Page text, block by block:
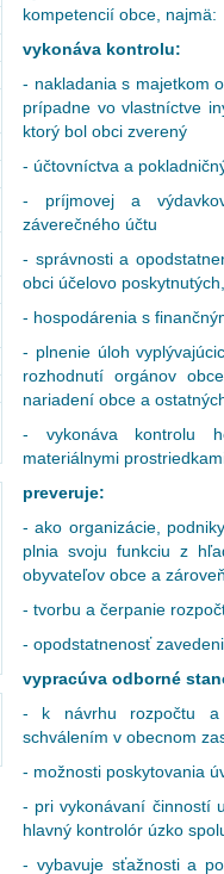
kompetencií obce, najmä:
vykonáva kontrolu:
- nakladania s majetkom
prípadne vo vlastníctve
ktorý bol obci zverený
- účtovníctva a
- príjmovej a
záverečného účtu
- správnosti a
obci účelovo
- hospodárenia s
- plnenie úloh
rozhodnutí orgánov
nariadení obce a
- vykonáva kontrolu
materiálnymi
preveruje:
- ako organizácie,
plnia svoju funkciu z
obyvateľov obce a
- tvorbu a čerpanie
- opodstatnenosť
vypracúva odborné
- k návrhu rozpočtu a
schválením v obecnom
- možnosti poskytovania
- pri vykonávaní činností
hlavný kontrolór úzko
- vybavuje sťažnosti a